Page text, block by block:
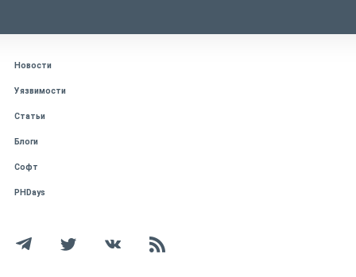
Новости
Уязвимости
Статьи
Блоги
Софт
PHDays